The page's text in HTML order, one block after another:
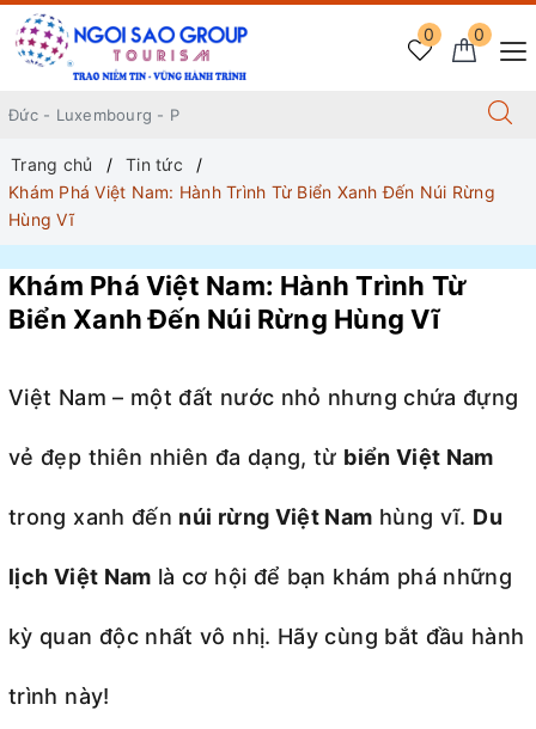
0
0
Trang chủ
Tin tức
Khám Phá Việt Nam: Hành Trình Từ Biển Xanh Đến Núi Rừng
Hùng Vĩ
Khám Phá Việt Nam: Hành Trình Từ
Biển Xanh Đến Núi Rừng Hùng Vĩ
Việt Nam – một đất nước nhỏ nhưng chứa đựng
vẻ đẹp thiên nhiên đa dạng, từ biển Việt Nam
trong xanh đến núi rừng Việt Nam hùng vĩ. Du
lịch Việt Nam là cơ hội để bạn khám phá những
kỳ quan độc nhất vô nhị. Hãy cùng bắt đầu hành
trình này!